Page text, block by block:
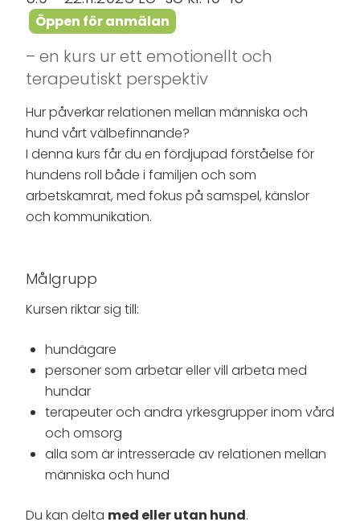
Öppen för anmälan
– en kurs ur ett emotionellt och
terapeutiskt perspektiv
Hur påverkar relationen mellan människa och
hund vårt välbefinnande?
I denna kurs får du en fördjupad förståelse för
hundens roll både i familjen och som
arbetskamrat, med fokus på samspel, känslor
och kommunikation.
Målgrupp
Kursen riktar sig till:
hundägare
personer som arbetar eller vill arbeta med
hundar
terapeuter och andra yrkesgrupper inom vård
och omsorg
alla som är intresserade av relationen mellan
människa och hund
Du kan delta med eller utan hund.